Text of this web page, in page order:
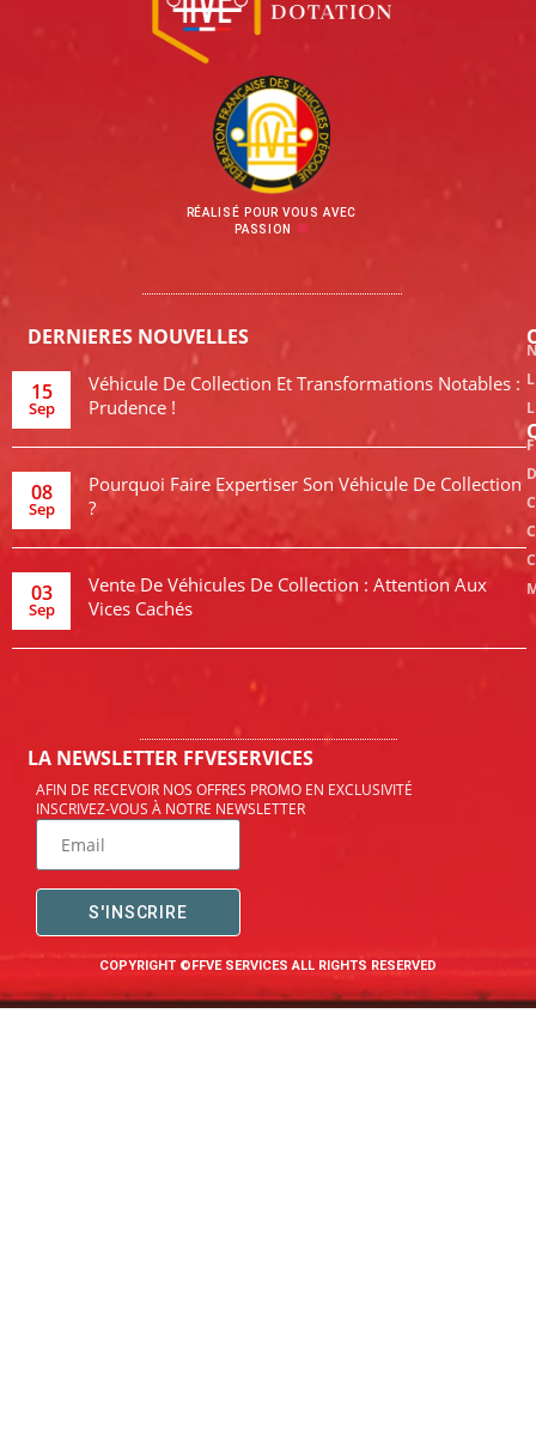
RÉALISÉ POUR VOUS AVEC
PASSION
DERNIERES NOUVELLES
15
Sep
Véhicule De Collection Et Transformations Notables :
Prudence !
08
Sep
Pourquoi Faire Expertiser Son Véhicule De Collection
?
03
Sep
Vente De Véhicules De Collection : Attention Aux
Vices Cachés
LA NEWSLETTER FFVESERVICES
AFIN DE RECEVOIR NOS OFFRES PROMO EN EXCLUSIVITÉ
INSCRIVEZ-VOUS À NOTRE NEWSLETTER
S'INSCRIRE
COPYRIGHT ©FFVE SERVICES ALL RIGHTS RESERVED